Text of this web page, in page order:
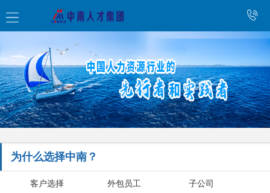
为什么选择中南？
客户选择 外包员工 子公司